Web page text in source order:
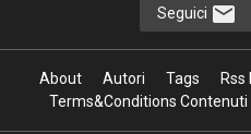
Seguici
About Autori Tags Rss
Terms&Conditions Contenuti